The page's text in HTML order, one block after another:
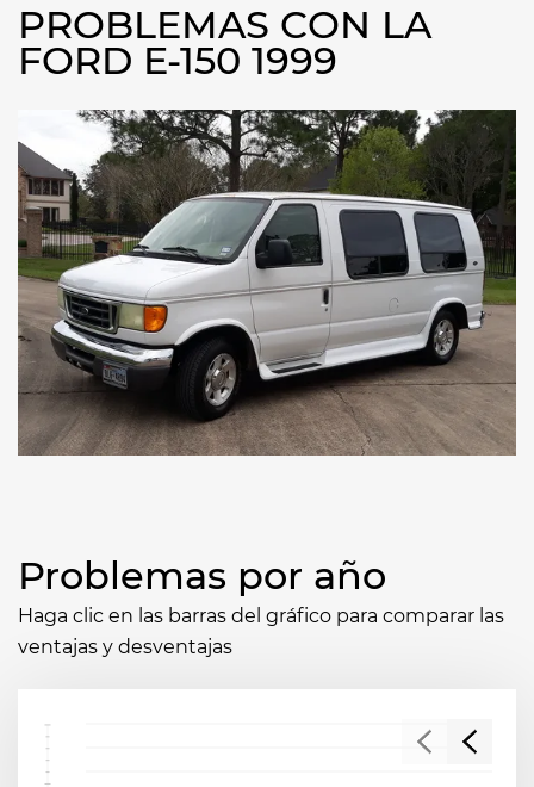
PROBLEMAS CON LA
FORD E-150 1999
Problemas por año
Haga clic en las barras del gráfico para comparar las
ventajas y desventajas